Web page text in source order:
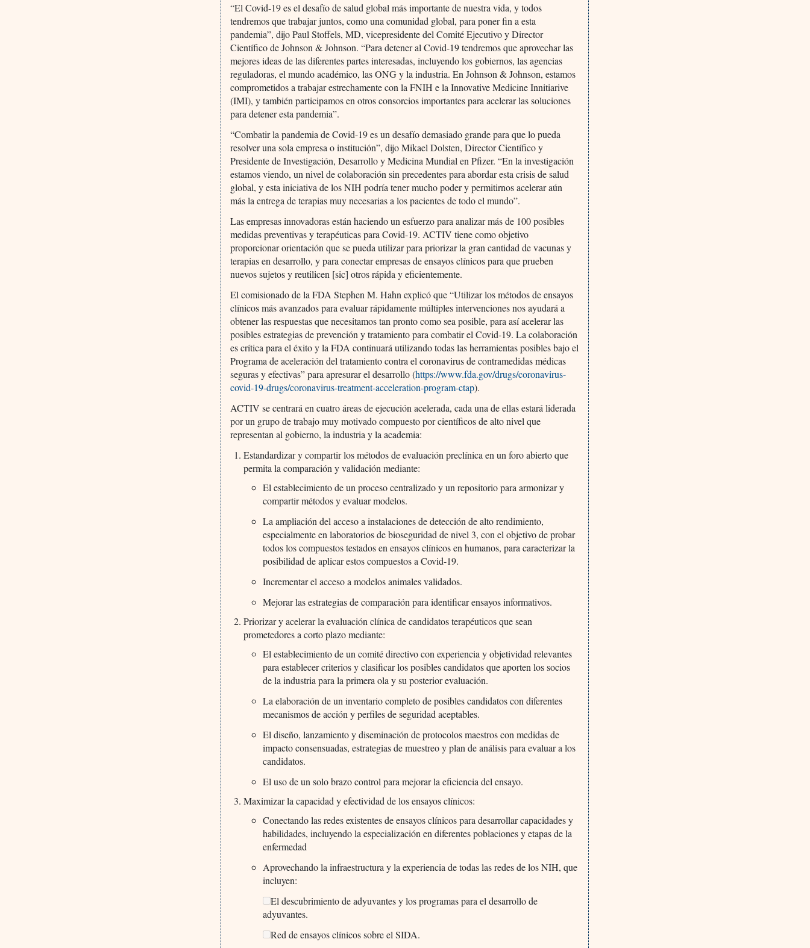
“El Covid-19 es el desafío de salud global más importante de nuestra vida, y todos
tendremos que trabajar juntos, como una comunidad global, para poner fin a esta
pandemia”, dijo Paul Stoffels, MD, vicepresidente del Comité Ejecutivo y Director
Científico de Johnson & Johnson. “Para detener al Covid-19 tendremos que aprovechar las
mejores ideas de las diferentes partes interesadas, incluyendo los gobiernos, las agencias
reguladoras, el mundo académico, las ONG y la industria. En Johnson & Johnson, estamos
comprometidos a trabajar estrechamente con la FNIH e la Innovative Medicine Innitiarive
(IMI), y también participamos en otros consorcios importantes para acelerar las soluciones
para detener esta pandemia”.
“Combatir la pandemia de Covid-19 es un desafío demasiado grande para que lo pueda
resolver una sola empresa o institución”, dijo Mikael Dolsten, Director Científico y
Presidente de Investigación, Desarrollo y Medicina Mundial en Pfizer. “En la investigación
estamos viendo, un nivel de colaboración sin precedentes para abordar esta crisis de salud
global, y esta iniciativa de los NIH podría tener mucho poder y permitirnos acelerar aún
más la entrega de terapias muy necesarias a los pacientes de todo el mundo”.
Las empresas innovadoras están haciendo un esfuerzo para analizar más de 100 posibles
medidas preventivas y terapéuticas para Covid-19. ACTIV tiene como objetivo
proporcionar orientación que se pueda utilizar para priorizar la gran cantidad de vacunas y
terapias en desarrollo, y para conectar empresas de ensayos clínicos para que prueben
nuevos sujetos y reutilicen [sic] otros rápida y eficientemente.
El comisionado de la FDA Stephen M. Hahn explicó que “Utilizar los métodos de ensayos
clínicos más avanzados para evaluar rápidamente múltiples intervenciones nos ayudará a
obtener las respuestas que necesitamos tan pronto como sea posible, para así acelerar las
posibles estrategias de prevención y tratamiento para combatir el Covid-19. La colaboración
es crítica para el éxito y la FDA continuará utilizando todas las herramientas posibles bajo el
Programa de aceleración del tratamiento contra el coronavirus de contramedidas médicas
seguras y efectivas” para apresurar el desarrollo (https://www.fda.gov/drugs/coronavirus-
covid-19-drugs/coronavirus-treatment-acceleration-program-ctap).
ACTIV se centrará en cuatro áreas de ejecución acelerada, cada una de ellas estará liderada
por un grupo de trabajo muy motivado compuesto por científicos de alto nivel que
representan al gobierno, la industria y la academia:
Estandardizar y compartir los métodos de evaluación preclínica en un foro abierto que
permita la comparación y validación mediante:
El establecimiento de un proceso centralizado y un repositorio para armonizar y
compartir métodos y evaluar modelos.
La ampliación del acceso a instalaciones de detección de alto rendimiento,
especialmente en laboratorios de bioseguridad de nivel 3, con el objetivo de probar
todos los compuestos testados en ensayos clínicos en humanos, para caracterizar la
posibilidad de aplicar estos compuestos a Covid-19.
Incrementar el acceso a modelos animales validados.
Mejorar las estrategias de comparación para identificar ensayos informativos.
Priorizar y acelerar la evaluación clínica de candidatos terapéuticos que sean
prometedores a corto plazo mediante:
El establecimiento de un comité directivo con experiencia y objetividad relevantes
para establecer criterios y clasificar los posibles candidatos que aporten los socios
de la industria para la primera ola y su posterior evaluación.
La elaboración de un inventario completo de posibles candidatos con diferentes
mecanismos de acción y perfiles de seguridad aceptables.
El diseño, lanzamiento y diseminación de protocolos maestros con medidas de
impacto consensuadas, estrategias de muestreo y plan de análisis para evaluar a los
candidatos.
El uso de un solo brazo control para mejorar la eficiencia del ensayo.
Maximizar la capacidad y efectividad de los ensayos clínicos:
Conectando las redes existentes de ensayos clínicos para desarrollar capacidades y
habilidades, incluyendo la especialización en diferentes poblaciones y etapas de la
enfermedad
Aprovechando la infraestructura y la experiencia de todas las redes de los NIH, que
incluyen:
El descubrimiento de adyuvantes y los programas para el desarrollo de
adyuvantes.
Red de ensayos clínicos sobre el SIDA.